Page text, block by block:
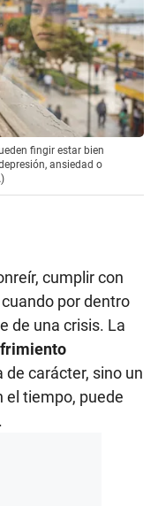
fingir estar bien
ansiedad o
cumplir con
por dentro
de una crisis. La
de carácter, sino un
el tiempo, puede